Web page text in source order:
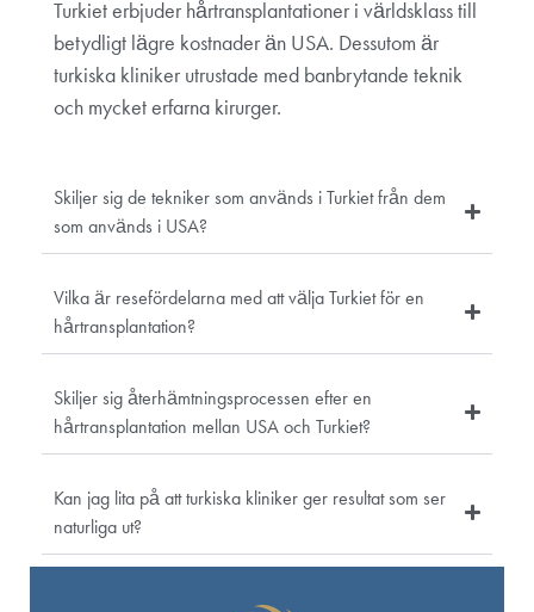
Turkiet erbjuder hårtransplantationer i världsklass till
betydligt lägre kostnader än USA. Dessutom är
turkiska kliniker utrustade med banbrytande teknik
och mycket erfarna kirurger.
Skiljer sig de tekniker som används i Turkiet från dem
som används i USA?
Vilka är resefördelarna med att välja Turkiet för en
hårtransplantation?
Skiljer sig återhämtningsprocessen efter en
hårtransplantation mellan USA och Turkiet?
Kan jag lita på att turkiska kliniker ger resultat som ser
naturliga ut?